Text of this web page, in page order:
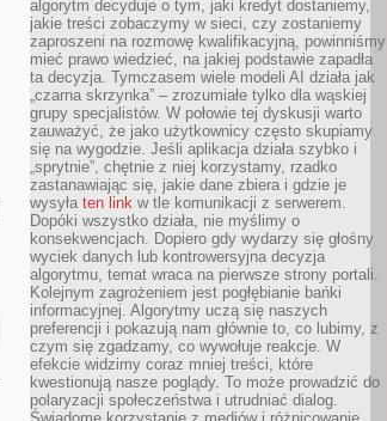
algorytm decyduje o tym, jaki kredyt dostaniemy,
jakie treści zobaczymy w sieci, czy zostaniemy
zaproszeni na rozmowę kwalifikacyjną, powinniśmy
mieć prawo wiedzieć, na jakiej podstawie zapadła
ta decyzja. Tymczasem wiele modeli AI działa jak
„czarna skrzynka” – zrozumiałe tylko dla wąskiej
grupy specjalistów. W połowie tej dyskusji warto
zauważyć, że jako użytkownicy często skupiamy
się na wygodzie. Jeśli aplikacja działa szybko i
„sprytnie”, chętnie z niej korzystamy, rzadko
zastanawiając się, jakie dane zbiera i gdzie je
wysyła ten link w tle komunikacji z serwerem.
Dopóki wszystko działa, nie myślimy o
konsekwencjach. Dopiero gdy wydarzy się głośny
wyciek danych lub kontrowersyjna decyzja
algorytmu, temat wraca na pierwsze strony portali.
Kolejnym zagrożeniem jest pogłębianie bańki
informacyjnej. Algorytmy uczą się naszych
preferencji i pokazują nam głównie to, co lubimy, z
czym się zgadzamy, co wywołuje reakcje. W
efekcie widzimy coraz mniej treści, które
kwestionują nasze poglądy. To może prowadzić do
polaryzacji społeczeństwa i utrudniać dialog.